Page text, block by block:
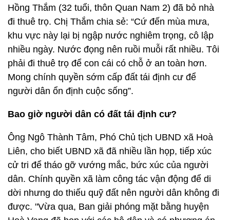
Hồng Thắm (32 tuổi, thôn Quan Nam 2) đã bỏ nhà
đi thuê trọ. Chị Thắm chia sẻ: “Cứ đến mùa mưa,
khu vực này lại bị ngập nước nghiêm trọng, cô lập
nhiều ngày. Nước đọng nên ruồi muỗi rất nhiều. Tôi
phải đi thuê trọ để con cái có chỗ ở an toàn hơn.
Mong chính quyền sớm cấp đất tái định cư để
người dân ổn định cuộc sống”.
Bao giờ người dân có đất tái định cư?
Ông Ngô Thành Tâm, Phó Chủ tịch UBND xã Hoà
Liên, cho biết UBND xã đã nhiều lần họp, tiếp xúc
cử tri để tháo gỡ vướng mắc, bức xúc của người
dân. Chính quyền xã làm công tác vận động để di
dời nhưng do thiếu quỹ đất nên người dân không đi
được. "Vừa qua, Ban giải phóng mặt bằng huyện